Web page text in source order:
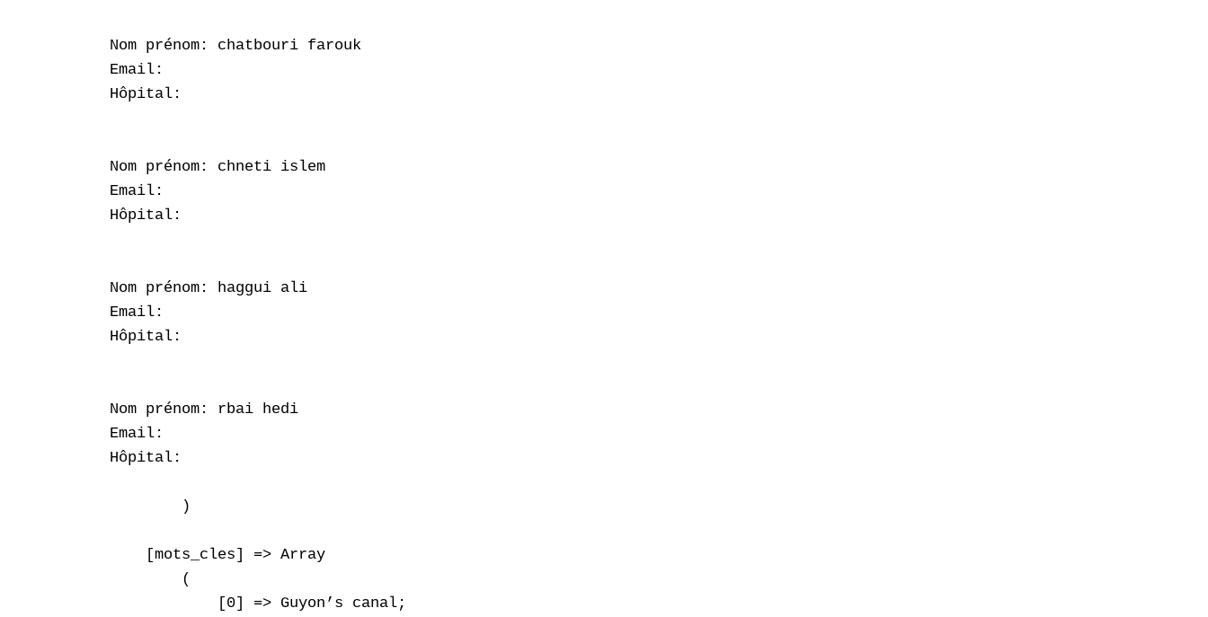
Nom prénom: chatbouri farouk
Email:
Hôpital:
Nom prénom: chneti islem
Email:
Hôpital:
Nom prénom: haggui ali
Email:
Hôpital:
Nom prénom: rbai hedi
Email:
Hôpital:
        )
    [mots_cles] => Array
        (
            [0] => Guyon’s canal;